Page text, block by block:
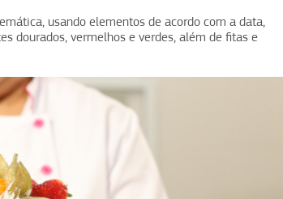
usando elementos de acordo com a data,
dourados, vermelhos e verdes, além de fitas e